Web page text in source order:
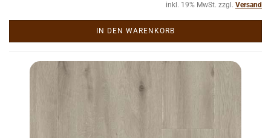
inkl. 19% MwSt. zzgl. Versand
IN DEN WARENKORB